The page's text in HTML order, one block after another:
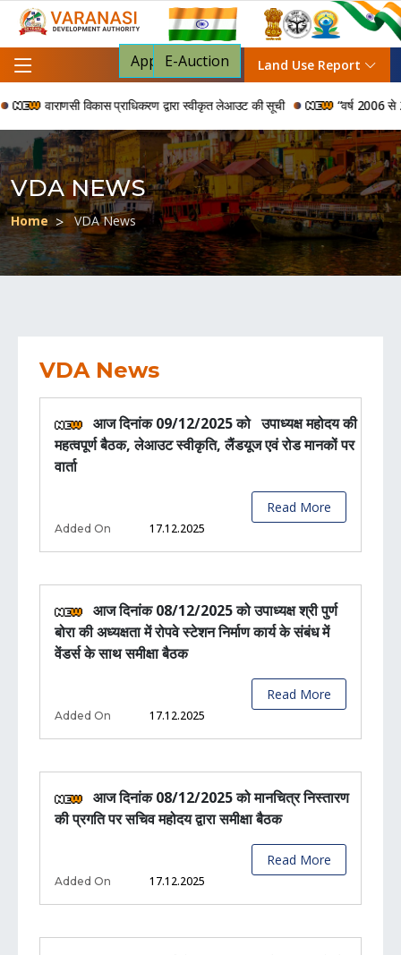
Apply For NOC
E-Auction Land Use Report
वाराणसी विकास प्राधिकरण द्वारा स्वीकृत लेआउट की सूची “वर्ष 2006 से 2024
VDA NEWS
Home VDA News
VDA News
आज दिनांक 09/12/2025 को उपाध्यक्ष महोदय की
महत्वपूर्ण बैठक, लेआउट स्वीकृति, लैंडयूज एवं रोड मानकों पर
वार्ता
Read More
Added On 17.12.2025
आज दिनांक 08/12/2025 को उपाध्यक्ष श्री पुर्ण
बोरा की अध्यक्षता में रोपवे स्टेशन निर्माण कार्य के संबंध में
वेंडर्स के साथ समीक्षा बैठक
Read More
Added On 17.12.2025
आज दिनांक 08/12/2025 को मानचित्र निस्तारण
की प्रगति पर सचिव महोदय द्वारा समीक्षा बैठक
Read More
Added On 17.12.2025